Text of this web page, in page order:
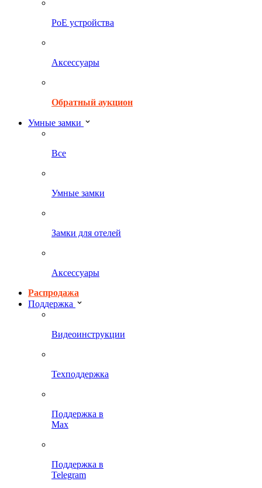
PoE устройства
Аксессуары
Обратный аукцион
Умные замки
Все
Умные замки
Замки для отелей
Аксессуары
Распродажа
Поддержка
Видеоинструкции
Техподдержка
Поддержка в
Max
Поддержка в
Telegram